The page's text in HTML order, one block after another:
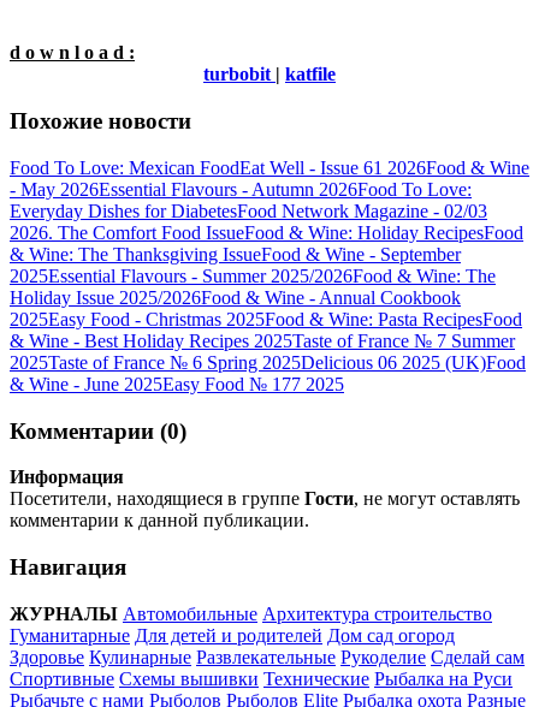
d o w n l o a d :
turbobit | katfile
Похожие новости
Food To Love: Mexican FoodEat Well - Issue 61 2026Food & Wine
- May 2026Essential Flavours - Autumn 2026Food To Love:
Everyday Dishes for DiabetesFood Network Magazine - 02/03
2026. The Comfort Food IssueFood & Wine: Holiday RecipesFood
& Wine: The Thanksgiving IssueFood & Wine - September
2025Essential Flavours - Summer 2025/2026Food & Wine: The
Holiday Issue 2025/2026Food & Wine - Annual Cookbook
2025Easy Food - Christmas 2025Food & Wine: Pasta RecipesFood
& Wine - Best Holiday Recipes 2025Taste of France № 7 Summer
2025Taste of France № 6 Spring 2025Delicious 06 2025 (UK)Food
& Wine - June 2025Easy Food № 177 2025
Комментарии (0)
Информация
Посетители, находящиеся в группе Гости, не могут оставлять
комментарии к данной публикации.
Навигация
ЖУРНАЛЫ Автомобильные Архитектура строительство
Гуманитарные Для детей и родителей Дом сад огород
Здоровье Кулинарные Развлекательные Рукоделие Сделай сам
Спортивные Схемы вышивки Технические Рыбалка на Руси
Рыбачьте с нами Рыболов Рыболов Elite Рыбалка охота Разные